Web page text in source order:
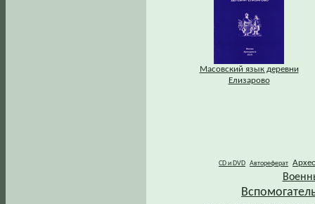
Масовский язык деревни
Елизарово
CD и DVD Автореферат